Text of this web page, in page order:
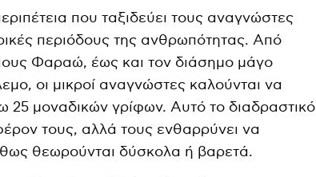
που ταξιδεύει τους αναγνώστες
περιόδους της ανθρωπότητας. Από
Φαραώ, έως και τον διάσημο μάγο
οι μικροί αναγνώστες καλούνται να
25 μοναδικών γρίφων. Αυτό το διαδραστικό
τους, αλλά τους ενθαρρύνει να
θεωρούνται δύσκολα ή βαρετά.